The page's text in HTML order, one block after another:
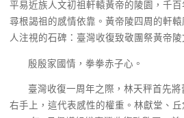
平易近族人文初祖軒轅黃帝的陵園，千
尋根謁祖的感情依靠。黃帝陵四周的軒
人注視的石碑：臺灣收復致敬團祭黃帝陵
殷殷家國情，拳拳赤子心。
臺灣收復一周年之際，林天秤首先
右手上，這代表感性的權重。林獻堂、